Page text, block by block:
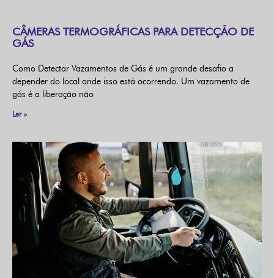
CÂMERAS TERMOGRÁFICAS PARA DETECÇÃO DE
GÁS
Como Detectar Vazamentos de Gás é um grande desafio a
depender do local onde isso está ocorrendo. Um vazamento de
gás é a liberação não
Ler »